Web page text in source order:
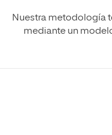
Nuestra metodología
mediante un